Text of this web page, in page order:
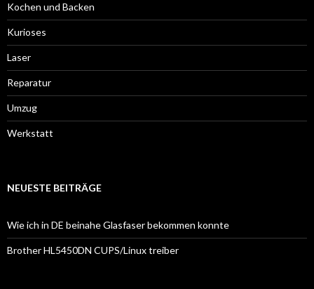
Kochen und Backen
Kurioses
Laser
Reparatur
Umzug
Werkstatt
NEUESTE BEITRÄGE
Wie ich in DE beinahe Glasfaser bekommen konnte
Brother HL5450DN CUPS/Linux treiber